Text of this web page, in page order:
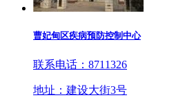
曹妃甸区疾病预防控制中心
联系电话：8711326
地址：建设大街3号